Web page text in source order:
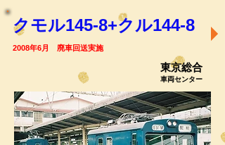
クモル145-8+クル144-8
2008年6月 廃車回送実施
東京総合
車両センター